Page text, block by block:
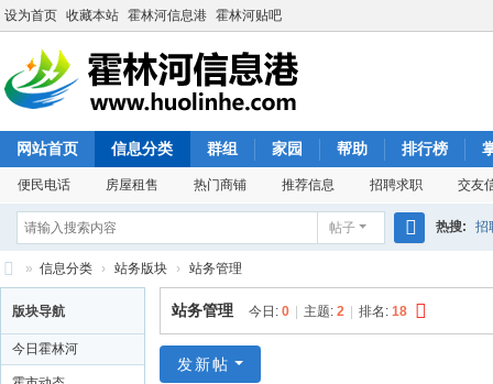
设为首页 收藏本站 霍林河信息港 霍林河贴吧
网站首页 信息分类 群组 家园 帮助 排行榜
便民电话 房屋租售 热门商铺 推荐信息 招聘求职 交友
帖子
索
热搜: 招
霍
林
河
» 信息分类 › 站务版块 › 站务管理
版块导航
今日霍林河
站务管理 今日: 0 主题: 2 排名: 18
发新帖